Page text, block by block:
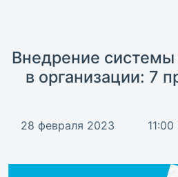
Внедрение системы
в организации: 7
28 февраля 2023